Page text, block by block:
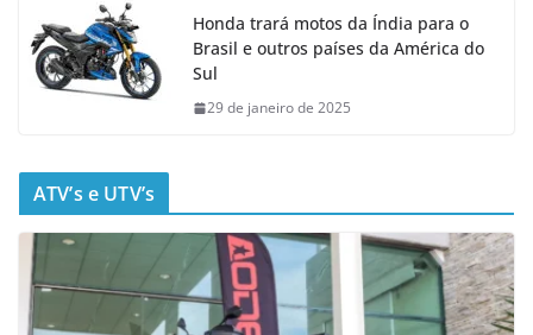
Honda trará motos da Índia para o
Brasil e outros países da América do
Sul
29 de janeiro de 2025
ATV’s e UTV’s